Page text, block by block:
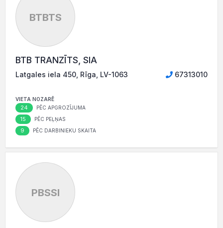
BTBTS
BTB TRANZĪTS, SIA
Latgales iela 450, Rīga, LV-1063 67313010
VIETA NOZARĒ
24 PĒC APGROZĪJUMA
15 PĒC PEĻŅAS
9 PĒC DARBINIEKU SKAITA
PBSSI